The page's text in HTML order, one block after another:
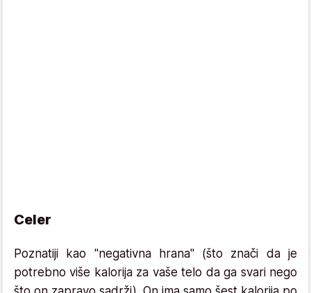
Celer
Poznatiji kao "negativna hrana" (što znači da je
potrebno više kalorija za vaše telo da ga svari nego